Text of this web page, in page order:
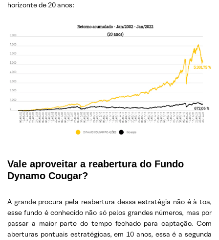
horizonte de 20 anos:
Vale aproveitar a reabertura do Fundo
Dynamo Cougar?
A grande procura pela reabertura dessa estratégia não é à toa,
esse fundo é conhecido não só pelos grandes números, mas por
passar a maior parte do tempo fechado para captação. Com
aberturas pontuais estratégicas, em 10 anos, essa é a segunda